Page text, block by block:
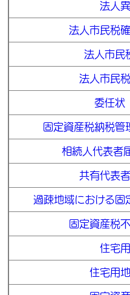
法人
法人市民税
法人市民
法人市民
委任状
固定資産税納税管
相続人代表者
共有代表
過疎地域における固
固定資産税
住宅
住宅用